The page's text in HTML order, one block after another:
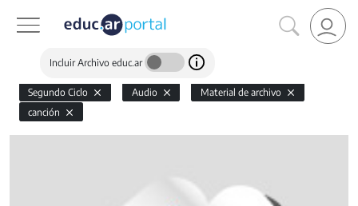
Incluir Archivo educ.ar
Segundo Ciclo Audio
Material de archivo
canción